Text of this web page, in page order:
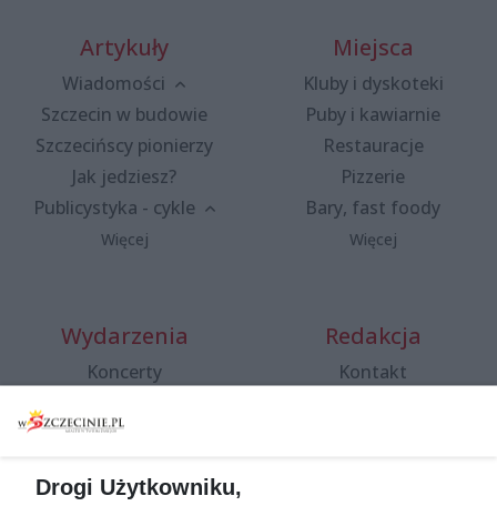
Artykuły
Wiadomości
Szczecin w budowie
Szczecińscy pionierzy
Jak jedziesz?
Publicystyka - cykle
Więcej
Miejsca
Kluby i dyskoteki
Puby i kawiarnie
Restauracje
Pizzerie
Bary, fast foody
Więcej
Wydarzenia
Koncerty
Spacery i oprowadzania
targi
Redakcja
Kontakt
Drogi Użytkowniku,